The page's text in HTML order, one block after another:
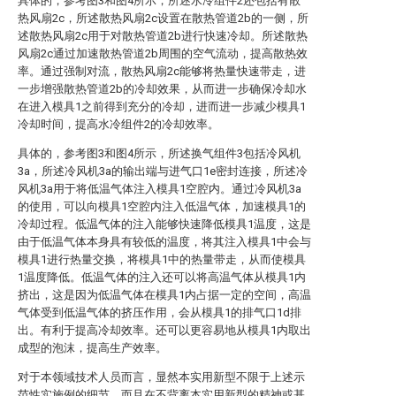
热风扇2c，所述散热风扇2c设置在散热管道2b的一侧，所
述散热风扇2c用于对散热管道2b进行快速冷却。所述散热
风扇2c通过加速散热管道2b周围的空气流动，提高散热效
率。通过强制对流，散热风扇2c能够将热量快速带走，进
一步增强散热管道2b的冷却效果，从而进一步确保冷却水
在进入模具1之前得到充分的冷却，进而进一步减少模具1
冷却时间，提高水冷组件2的冷却效率。
具体的，参考图3和图4所示，所述换气组件3包括冷风机
3a，所述冷风机3a的输出端与进气口1e密封连接，所述冷
风机3a用于将低温气体注入模具1空腔内。通过冷风机3a
的使用，可以向模具1空腔内注入低温气体，加速模具1的
冷却过程。低温气体的注入能够快速降低模具1温度，这是
由于低温气体本身具有较低的温度，将其注入模具1中会与
模具1进行热量交换，将模具1中的热量带走，从而使模具
1温度降低。低温气体的注入还可以将高温气体从模具1内
挤出，这是因为低温气体在模具1内占据一定的空间，高温
气体受到低温气体的挤压作用，会从模具1的排气口1d排
出。有利于提高冷却效率。还可以更容易地从模具1内取出
成型的泡沫，提高生产效率。
对于本领域技术人员而言，显然本实用新型不限于上述示